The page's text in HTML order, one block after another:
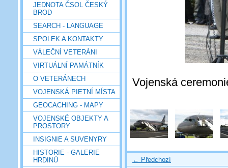
JEDNOTA ČSOL ČESKÝ
BROD
SEARCH - LANGUAGE
SPOLEK A KONTAKTY
VÁLEČNÍ VETERÁNI
VIRTUÁLNÍ PAMÁTNÍK
O VETERÁNECH
VOJENSKÁ PIETNÍ MÍSTA
GEOCACHING - MAPY
VOJENSKÉ OBJEKTY A
PROSTORY
INSIGNIE A SUVENYRY
HISTORIE - GALERIE
HRDINŮ
Vojenská
← Předchozí